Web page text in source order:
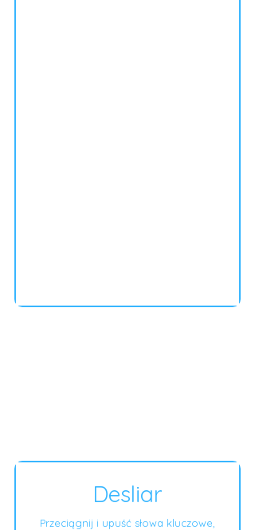
Desliar
Przeciągnij i upuść słowa kluczowe,